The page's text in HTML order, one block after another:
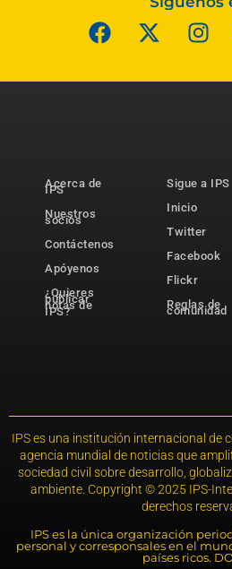
Acerca de
IPS
Nuestros
socios
Contáctenos
Apóyenos
¿Quieres
publicar
notas de
IPS?
Sigue a IPS
Inicio
Twitter
Facebook
Flickr
Reglas de
comunidad
IPS es una institución internacional de
agencia mundial de noticias que
sociedad civil sobre desarrollo,
ambiente. Copyright © 2025 IPS-
derechos
IPS es la única organización
personal y corresponsales en el
países ricos.